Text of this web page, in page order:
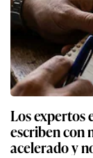
Los expertos
escriben con
acelerado y